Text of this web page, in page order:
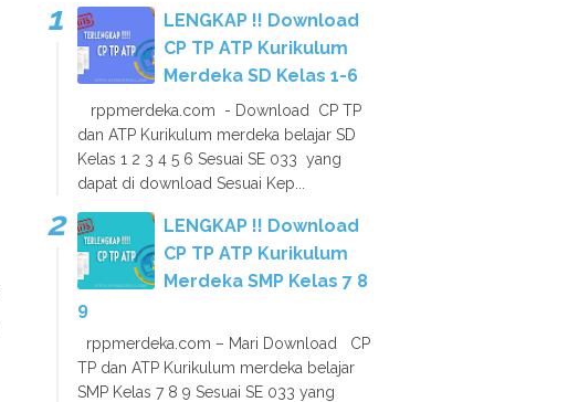
LENGKAP !! Download
CP TP ATP Kurikulum
Merdeka SD Kelas 1-6
rppmerdeka.com - Download CP TP
dan ATP Kurikulum merdeka belajar SD
Kelas 1 2 3 4 5 6 Sesuai SE 033 yang
dapat di download Sesuai Kep...
LENGKAP !! Download
CP TP ATP Kurikulum
Merdeka SMP Kelas 7 8
9
rppmerdeka.com – Mari Download CP
TP dan ATP Kurikulum merdeka belajar
SMP Kelas 7 8 9 Sesuai SE 033 yang